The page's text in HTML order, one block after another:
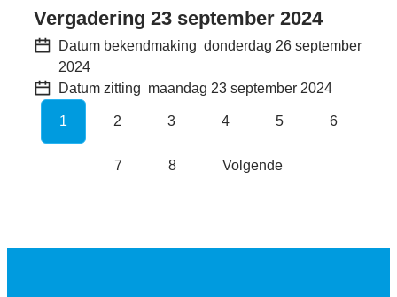
Vergadering 23 september 2024
Datum bekendmaking donderdag 26 september
2024
Datum zitting maandag 23 september 2024
1 2 3 4 5 6
7 8 Volgende